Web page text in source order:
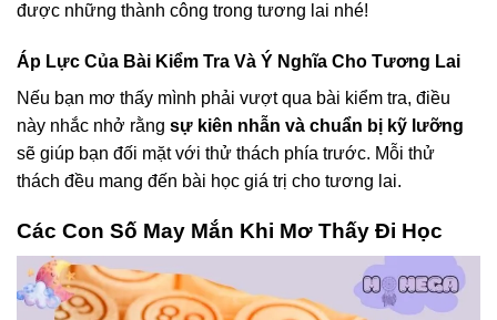
được những thành công trong tương lai nhé!
Áp Lực Của Bài Kiểm Tra Và Ý Nghĩa Cho Tương Lai
Nếu bạn mơ thấy mình phải vượt qua bài kiểm tra, điều
này nhắc nhở rằng sự kiên nhẫn và chuẩn bị kỹ lưỡng
sẽ giúp bạn đối mặt với thử thách phía trước. Mỗi thử
thách đều mang đến bài học giá trị cho tương lai.
Các Con Số May Mắn Khi Mơ Thấy Đi Học